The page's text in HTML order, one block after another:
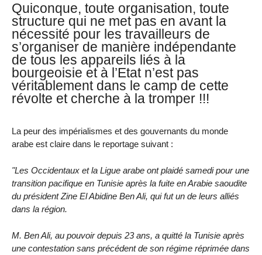
Quiconque, toute organisation, toute
structure qui ne met pas en avant la
nécessité pour les travailleurs de
s’organiser de manière indépendante
de tous les appareils liés à la
bourgeoisie et à l’Etat n’est pas
véritablement dans le camp de cette
révolte et cherche à la tromper !!!
La peur des impérialismes et des gouvernants du monde
arabe est claire dans le reportage suivant :
"Les Occidentaux et la Ligue arabe ont plaidé samedi pour une
transition pacifique en Tunisie après la fuite en Arabie saoudite
du président Zine El Abidine Ben Ali, qui fut un de leurs alliés
dans la région.
M. Ben Ali, au pouvoir depuis 23 ans, a quitté la Tunisie après
une contestation sans précédent de son régime réprimée dans